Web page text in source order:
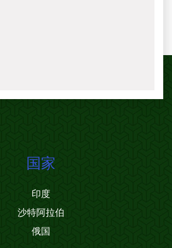
国家
印度
沙特阿拉伯
俄国